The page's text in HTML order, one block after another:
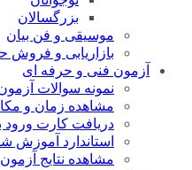
بزرگسالان
موسیقی و فن بیان
بازاریابی و فروش
آزمون فنی و حرفه ای
نمونه سوالات
مشاهده زمان و
دریافت کارت
استاندارد آموزش
مشاهده نتایج